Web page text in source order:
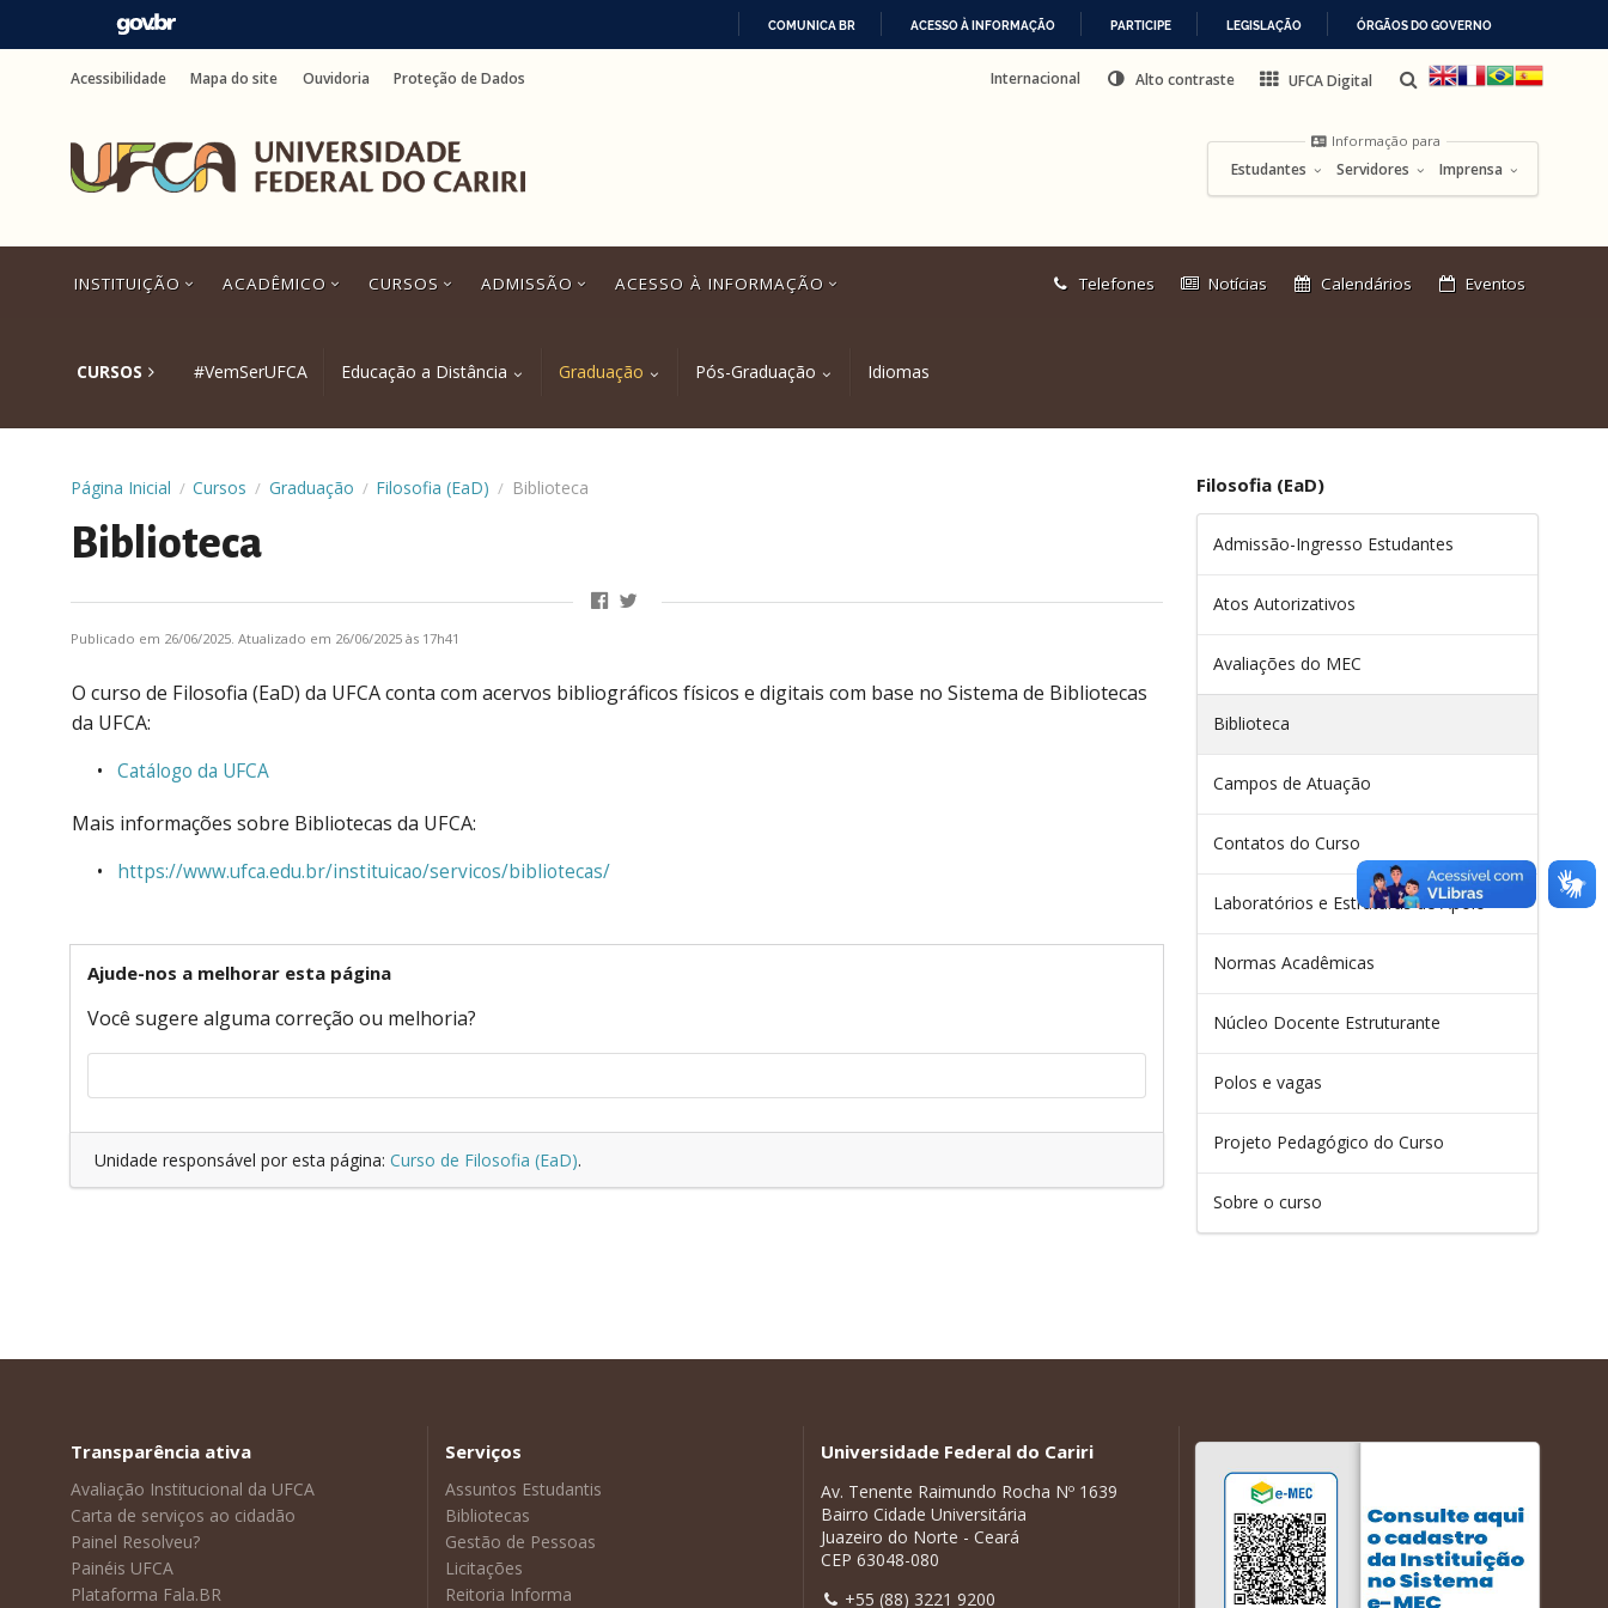
COMUNICA BR ACESSO À INFORMAÇÃO PARTICIPE LEGISLAÇÃO ÓRGÃOS DO GOVERNO
para
para
busca
rodapé
Acessibilidade Mapa do site Ouvidoria Proteção de Dados Internacional Alto contraste UFCA Digital
Informação para
Estudantes Servidores Imprensa
INSTITUIÇÃO ACADÊMICO CURSOS ADMISSÃO ACESSO À INFORMAÇÃO
Link
Telefones Notícias Calendários Eventos
CURSOS #VemSerUFCA Educação a Distância Graduação Pós-Graduação Idiomas
Página Inicial / Cursos / Graduação / Filosofia (EaD) / Biblioteca
Biblioteca
Publicado em 26/06/2025. Atualizado em 26/06/2025 às 17h41
O curso de Filosofia (EaD) da UFCA conta com acervos bibliográficos físicos e digitais com base no Sistema de Bibliotecas
da UFCA:
Catálogo da UFCA
Mais informações sobre Bibliotecas da UFCA:
https://www.ufca.edu.br/instituicao/servicos/bibliotecas/
Ajude-nos a melhorar esta página
Você sugere alguma correção ou melhoria?
Unidade responsável por esta página: Curso de Filosofia (EaD).
Filosofia (EaD)
Admissão-Ingresso Estudantes
Atos Autorizativos
Avaliações do MEC
Biblioteca
Campos de Atuação
Contatos do Curso
Laboratórios e Estruturas de Apoio
Normas Acadêmicas
Núcleo Docente Estruturante
Polos e vagas
Projeto Pedagógico do Curso
Sobre o curso
Transparência ativa
Avaliação Institucional da UFCA
Carta de serviços ao cidadão
Painel Resolveu?
Painéis UFCA
Plataforma Fala.BR
Serviços
Assuntos Estudantis
Bibliotecas
Gestão de Pessoas
Licitações
Reitoria Informa
Universidade Federal do Cariri
Av. Tenente Raimundo Rocha Nº 1639
Bairro Cidade Universitária
Juazeiro do Norte - Ceará
CEP 63048-080
+55 (88) 3221 9200